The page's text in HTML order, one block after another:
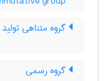
گروه متناهی
گروه رسمی